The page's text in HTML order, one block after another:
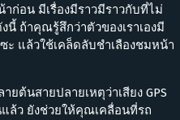
อน มีเรื่องมีราวมีราวกับที่ไม่
นี้ ถ้าคุณรู้สึกว่าตัวของเราเองมี
ะ แล้วใช้เคล็ดลับชำเลืองชมหน้า
ต้นสายปลายเหตุว่าเสียง GPS
ล้ว ยังช่วยให้คุณเคลื่อนที่รถ